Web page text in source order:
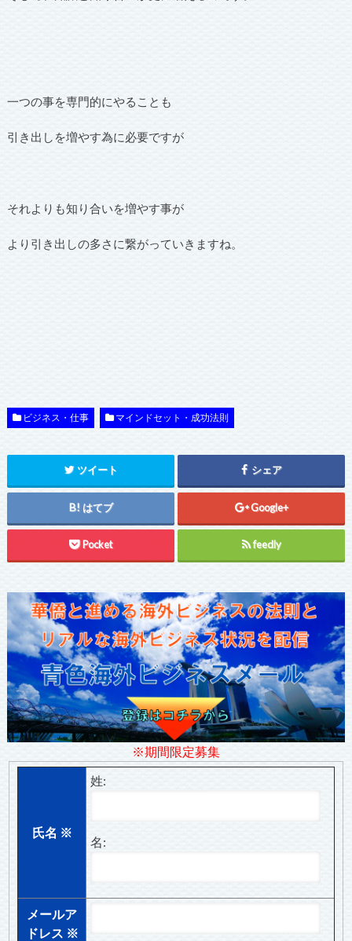
一つの事を専門的にやることも
引き出しを増やす為に必要ですが
それよりも知り合いを増やす事が
より引き出しの多さに繋がっていきますね。
ビジネス・仕事 マインドセット・成功法則
ツイート シェア
はてブ Google+
Pocket feedly
※期間限定募集
氏名 ※
姓:
名:
メールア
ドレス ※